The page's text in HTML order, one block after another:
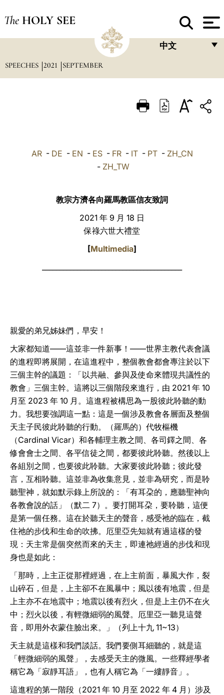
The HOLY SEE
中文
ITALIANO
العربيّة
SPEECHES 2021 SEPTEMBER
AR- DE - EN - ES- FR- IT- PT- ZH_CN
- ZH_TW
教宗方濟各向羅馬教區信友致詞
2021 年 9 月 18 日
保祿六世大禮堂
[Multimedia]
親愛的弟兄姊妹們，早安！
大家都知道——這並非一件新事！——世界主教代表會議
的進程即將展開，在這進程中，整個教會都會專注於以下
三個主幹的議題：「以共融、參與及使命來體現共議性的
教會」三個主幹。這將以三個階段來進行，由 2021 年 10
月至 2023 年 10 月。這進程被構思為一股彼此聆聽的動
力。我想要強調這一點：這是一個涉及教會各層面及整個
天主子民彼此聆聽的行動。（羅馬的）代牧樞機
（Cardinal Vicar）和各輔理主教之間、各司鐸之間、各
修會會士之間、各平信徒之間，都要彼此聆聽。然後以上
各組別之間，也要彼此聆聽。大家要彼此聆聽；彼此發
言，互相聆聽。這並非為收集意見，並非為研究，而是聆
聽聖神，就如默示錄上所說的：「有耳朶的，應聽聖神向
各教會說的話」（默二 7）。要打開耳朶，要聆聽，這便
是第一個任務。這在於聽天主的聲音，感受祂的臨在，截
住祂的步伐和生命的吹拂。厄里亞先知就有過這樣的發
現：天主常是個突然而來的天主，即連祂經過的步伐和現
身也是如此：
「那時，上主正從那裡經過，在上主前面，暴風大作，裂
山碎石，但是，上主卻不在風暴中；風以後有地震，但是
上主亦不在地震中；地震以後有烈火，但是上主仍不在火
中；烈火以後，有輕微細弱的風聲。厄里亞一聽見這聲
音，即用外衣蒙住臉出來。」（列上十九 11~13）
天主就是這樣和我們談話。我們要側耳細聽的，就是這
「輕微細弱的風聲」，去感受天主的微風。一些釋經學者
稱它為「寂靜耳語」，也有人稱它為「一縷靜音」。
這進程的第一階段（2021 年 10 月至 2022 年 4 月）涉及